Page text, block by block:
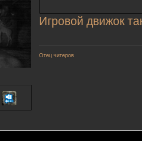
Игровой движок
Отец читеров